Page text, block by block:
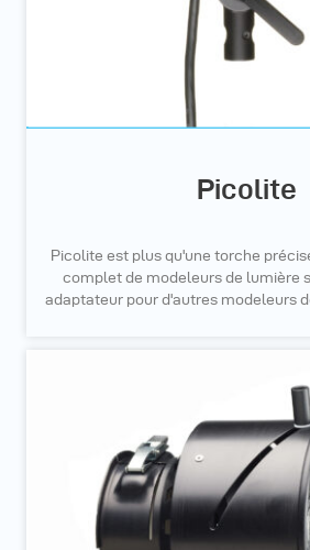
Picolite
Picolite est plus qu'une torche
complet de modeleurs de lumière
adaptateur pour d'autres modeleurs